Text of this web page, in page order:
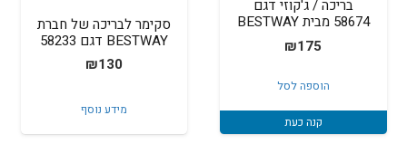
בריכה / ג'קוזי דגם
58674 מבית BESTWAY
₪175
הוספה לסל
קנה כעת
סקימר לבריכה של חברת
BESTWAY דגם 58233
₪130
מידע נוסף